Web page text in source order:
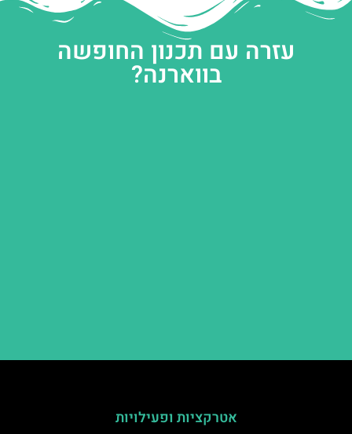
עזרה עם תכנון החופשה
בווארנה?
אטרקציות ופעילויות